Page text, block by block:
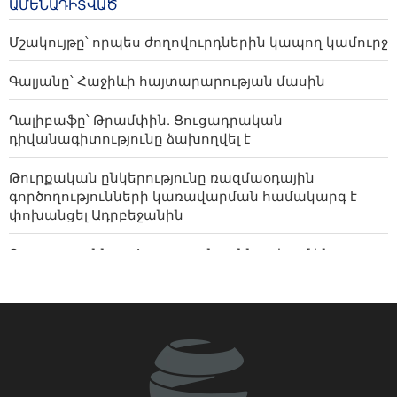
ռազմաօդային
գործողությունների
կառավարման համակարգ է
փոխանցել Ադրբեջանին
ԱՄԵՆԱԴԻՏՎԱԾ
Մշակույթը՝ որպես ժողովուրդներին կապող կամուրջ
Գալյանը՝ Հաջիևի հայտարարության մասին
Ղալիբաֆը՝ Թրամփին. Ցուցադրական
դիվանագիտությունը ձախողվել է
Թուրքական ընկերությունը ռազմաօդային
գործողությունների կառավարման համակարգ է
փոխանցել Ադրբեջանին
Ռուսաստանն ու Հայաստանը քննարկում են
հրետանային հարվածներ է հասցրել Հարավային